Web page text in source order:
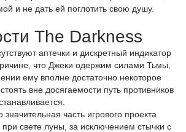
и не дать ей поглотить свою душу.
The Darkness
аптечки и дискретный индикатор
что Джеки одержим силами Тьмы,
ему вполне достаточно некоторое
вне досягаемости путь противников
значительная часть игрового проекта
свете луны, за исключением стычки с